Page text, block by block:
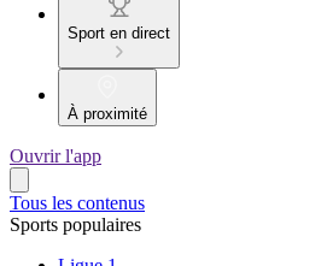
Sport en direct
À proximité
Ouvrir l'app
Tous les contenus
Sports populaires